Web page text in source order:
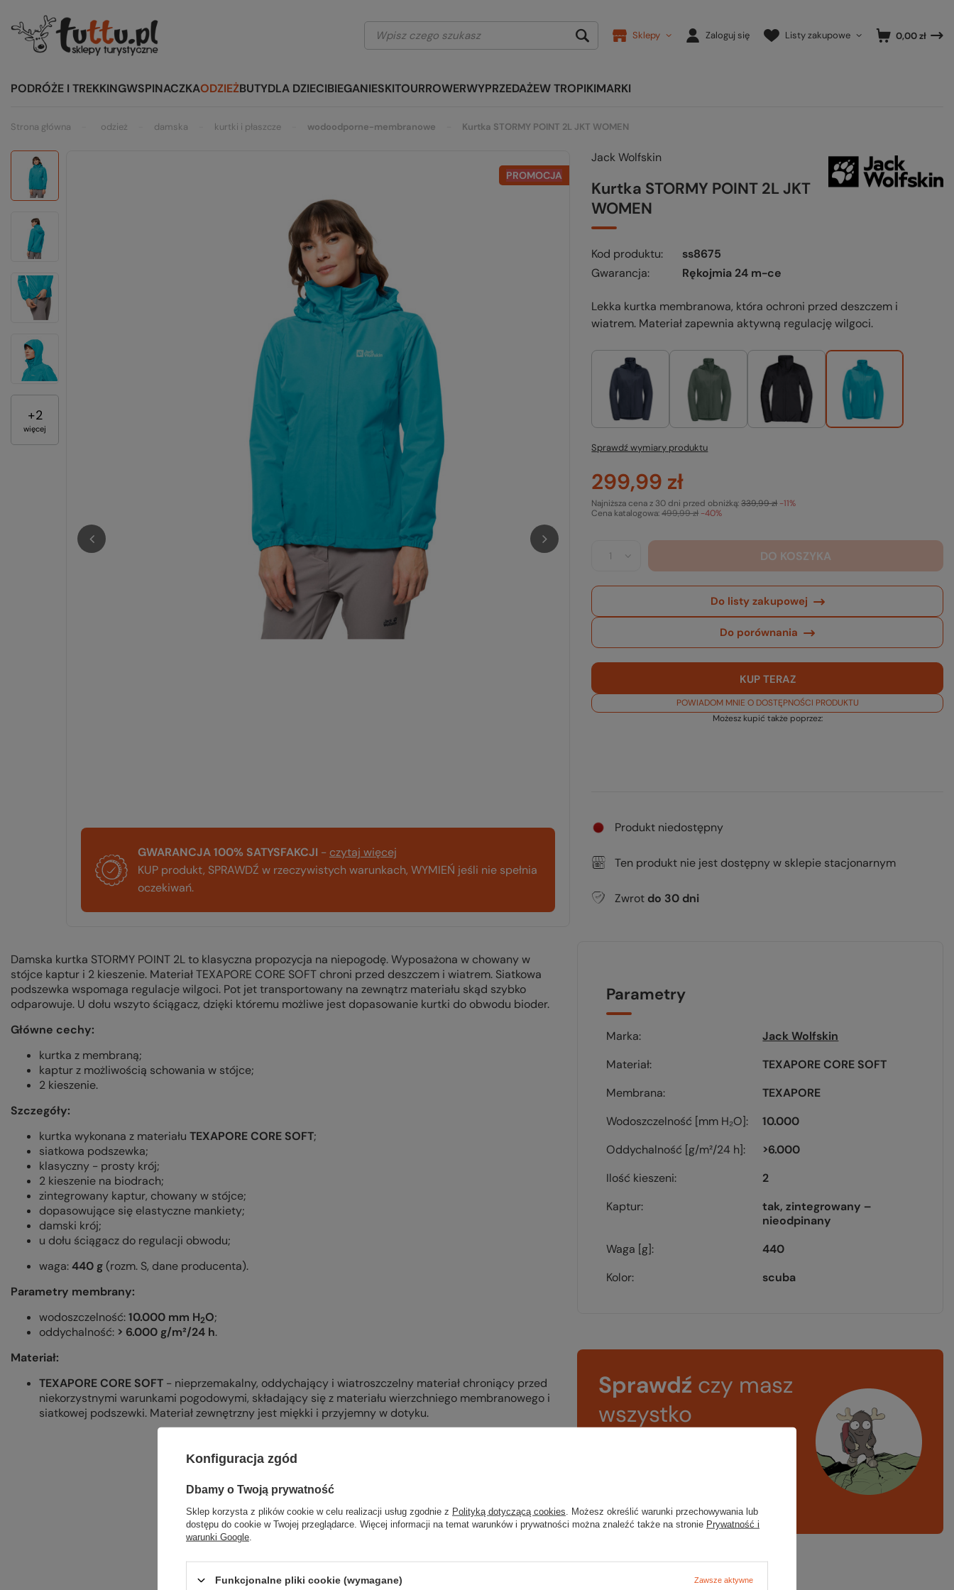
Sklepy Zaloguj się Listy zakupowe 0,00 zł
PODRÓŻE I TREKKINGWSPINACZKAODZIEŻBUTYDLA DZIECIBIEGANIESKITOURROWERWYPRZEDAŻEW TROPIKIMARKI
Strona główna odzież damska kurtki i płaszcze wodoodporne-membranowe Kurtka STORMY POINT 2L JKT WOMEN
+2
więcej
PROMOCJA
GWARANCJA 100% SATYSFAKCJI - czytaj więcej
KUP produkt, SPRAWDŹ w rzeczywistych warunkach, WYMIEŃ jeśli nie spełnia
oczekiwań.
Jack Wolfskin
Kurtka STORMY POINT 2L JKT
WOMEN
Kod produktu
ss8675
Gwarancja
Rękojmia 24 m-ce
Lekka kurtka membranowa, która ochroni przed deszczem i
wiatrem. Materiał zapewnia aktywną regulację wilgoci.
Sprawdź wymiary produktu
299,99 zł
Cena katalogowa:499,99 zł -40%
Najniższa cena z 30 dni przed obniżką:339,99 zł -11%
DO KOSZYKA
Do listy zakupowej
Do porównania
KUP TERAZ
POWIADOM MNIE O DOSTĘPNOŚCI PRODUKTU
Możesz kupić także poprzez:
Produkt niedostępny
Ten produkt nie jest dostępny w sklepie stacjonarnym
Zwrot do 30 dni
Damska kurtka STORMY POINT 2L to klasyczna propozycja na niepogodę. Wyposażona w chowany w
stójce kaptur i 2 kieszenie. Materiał TEXAPORE CORE SOFT chroni przed deszczem i wiatrem. Siatkowa
podszewka wspomaga regulacje wilgoci. Pot jet transportowany na zewnątrz materiału skąd szybko
odparowuje. U dołu wszyto ściągacz, dzięki któremu możliwe jest dopasowanie kurtki do obwodu bioder.
Główne cechy:
kurtka z membraną;
kaptur z możliwością schowania w stójce;
2 kieszenie.
Szczegóły:
kurtka wykonana z materiału TEXAPORE CORE SOFT;
siatkowa podszewka;
klasyczny - prosty krój;
2 kieszenie na biodrach;
zintegrowany kaptur, chowany w stójce;
dopasowujące się elastyczne mankiety;
damski krój;
u dołu ściągacz do regulacji obwodu;
waga:440 g(rozm. S, dane producenta).
Parametry membrany:
wodoszczelność:10.000 mm H2O;
oddychalność: > 6.000 g/m²/24 h.
Materiał:
TEXAPORE CORE SOFT - nieprzemakalny, oddychający i wiatroszczelny materiał chroniący przed
niekorzystnymi warunkami pogodowymi, składający się z materiału wierzchniego membranowego i
siatkowej podszewki. Materiał zewnętrzny jest miękki i przyjemny w dotyku.
Parametry
Marka
Jack Wolfskin
Materiał
TEXAPORE CORE SOFT
Membrana
TEXAPORE
Wodoszczelność [mm H₂O]
10.000
Oddychalność [g/m²/24 h]
>6.000
Ilość kieszeni
2
Kaptur
tak, zintegrowany –
nieodpinany
Waga [g]
440
Kolor
scuba
Sprawdź czy masz
wszystko
Konfiguracja zgód
Dbamy o Twoją prywatność
Sklep korzysta z plików cookie w celu realizacji usług zgodnie z Polityką dotyczącą cookies . Możesz określić warunki przechowywania lub
dostępu do cookie w Twojej przeglądarce. Więcej informacji na temat warunków i prywatności można znaleźć także na stronie Prywatność i
warunki Google
Funkcjonalne pliki cookie (wymagane) Zawsze aktywne